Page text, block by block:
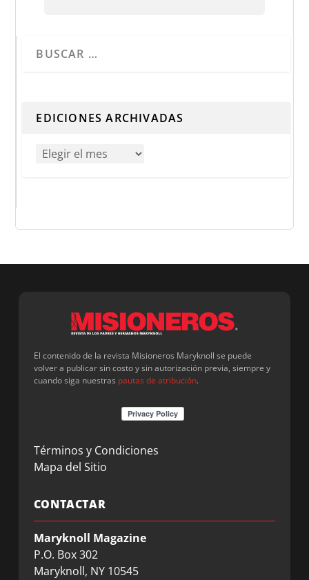
EDICIONES ARCHIVADAS
El contenido de la revista Misioneros Maryknoll se puede
volver a publicar sin costo y sin autorización previa, siempre y
cuando siga nuestras pautas de atribución.
Términos y Condiciones
Mapa del Sitio
CONTACTAR
Maryknoll Magazine
P.O. Box 302
Maryknoll, NY 10545